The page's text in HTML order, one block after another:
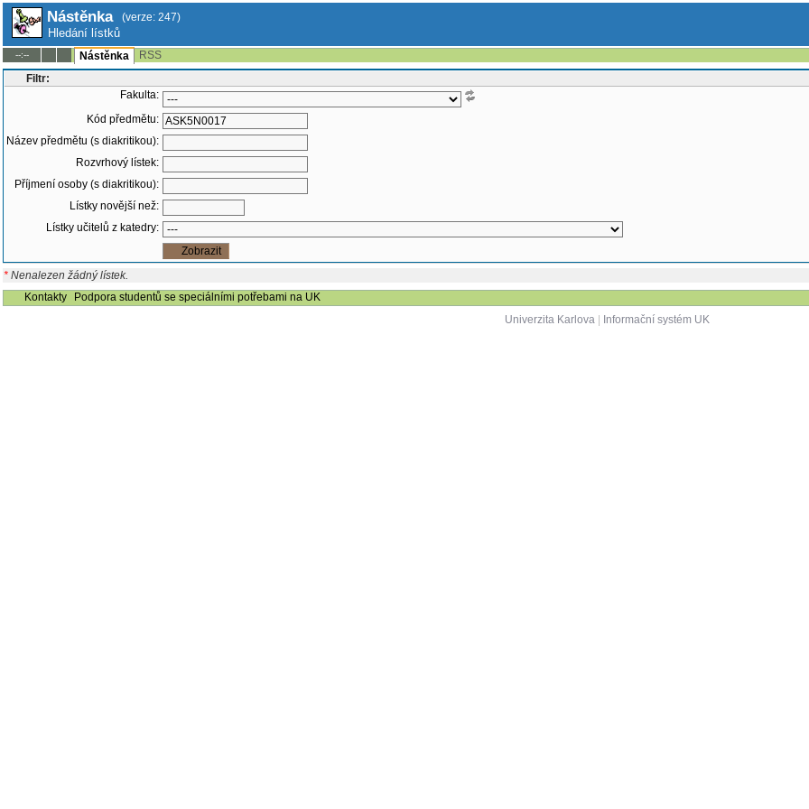
Nástěnka (verze: 247)
Hledání lístků
--:-- Nástěnka
RSS
Filtr:
Fakulta:
Kód předmětu:
Název předmětu (s diakritikou):
Rozvrhový lístek:
Příjmení osoby (s diakritikou):
Lístky novější než:
Lístky učitelů z katedry:
* Nenalezen žádný lístek.
Kontakty
Podpora studentů se speciálními potřebami na UK
Univerzita Karlova| Informační systém UK